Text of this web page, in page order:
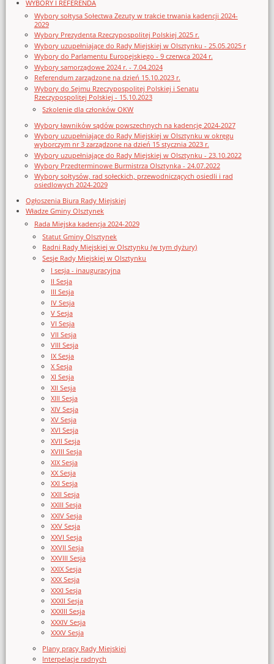
WYBORY I REFERENDA
Wybory sołtysa Sołectwa Zezuty w trakcie trwania kadencji 2024-
2029
Wybory Prezydenta Rzeczypospolitej Polskiej 2025 r.
Wybory uzupełniające do Rady Miejskiej w Olsztynku - 25.05.2025 r
Wybory do Parlamentu Europejskiego - 9 czerwca 2024 r.
Wybory samorządowe 2024 r. - 7.04.2024
Referendum zarządzone na dzień 15.10.2023 r.
Wybory do Sejmu Rzeczypospolitej Polskiej i Senatu
Rzeczypospolitej Polskiej - 15.10.2023
Szkolenie dla członków OKW
Wybory ławników sądów powszechnych na kadencję 2024-2027
Wybory uzupełniające do Rady Miejskiej w Olsztynku w okręgu
wyborczym nr 3 zarządzone na dzień 15 stycznia 2023 r.
Wybory uzupełniające do Rady Miejskiej w Olsztynku - 23.10.2022
Wybory Przedterminowe Burmistrza Olsztynka - 24.07.2022
Wybory sołtysów, rad sołeckich, przewodniczących osiedli i rad
osiedlowych 2024-2029
Ogłoszenia Biura Rady Miejskiej
Władze Gminy Olsztynek
Rada Miejska kadencja 2024-2029
Statut Gminy Olsztynek
Radni Rady Miejskiej w Olsztynku (w tym dyżury)
Sesje Rady Miejskiej w Olsztynku
I sesja - inauguracyjna
II Sesja
III Sesja
IV Sesja
V Sesja
VI Sesja
VII Sesja
VIII Sesja
IX Sesja
X Sesja
XI Sesja
XII Sesja
XIII Sesja
XIV Sesja
XV Sesja
XVI Sesja
XVII Sesja
XVIII Sesja
XIX Sesja
XX Sesja
XXI Sesja
XXII Sesja
XXIII Sesja
XXIV Sesja
XXV Sesja
XXVI Sesja
XXVII Sesja
XXVIII Sesja
XXIX Sesja
XXX Sesja
XXXI Sesja
XXXII Sesja
XXXIII Sesja
XXXIV Sesja
XXXV Sesja
Plany pracy Rady Miejskiej
Interpelacje radnych